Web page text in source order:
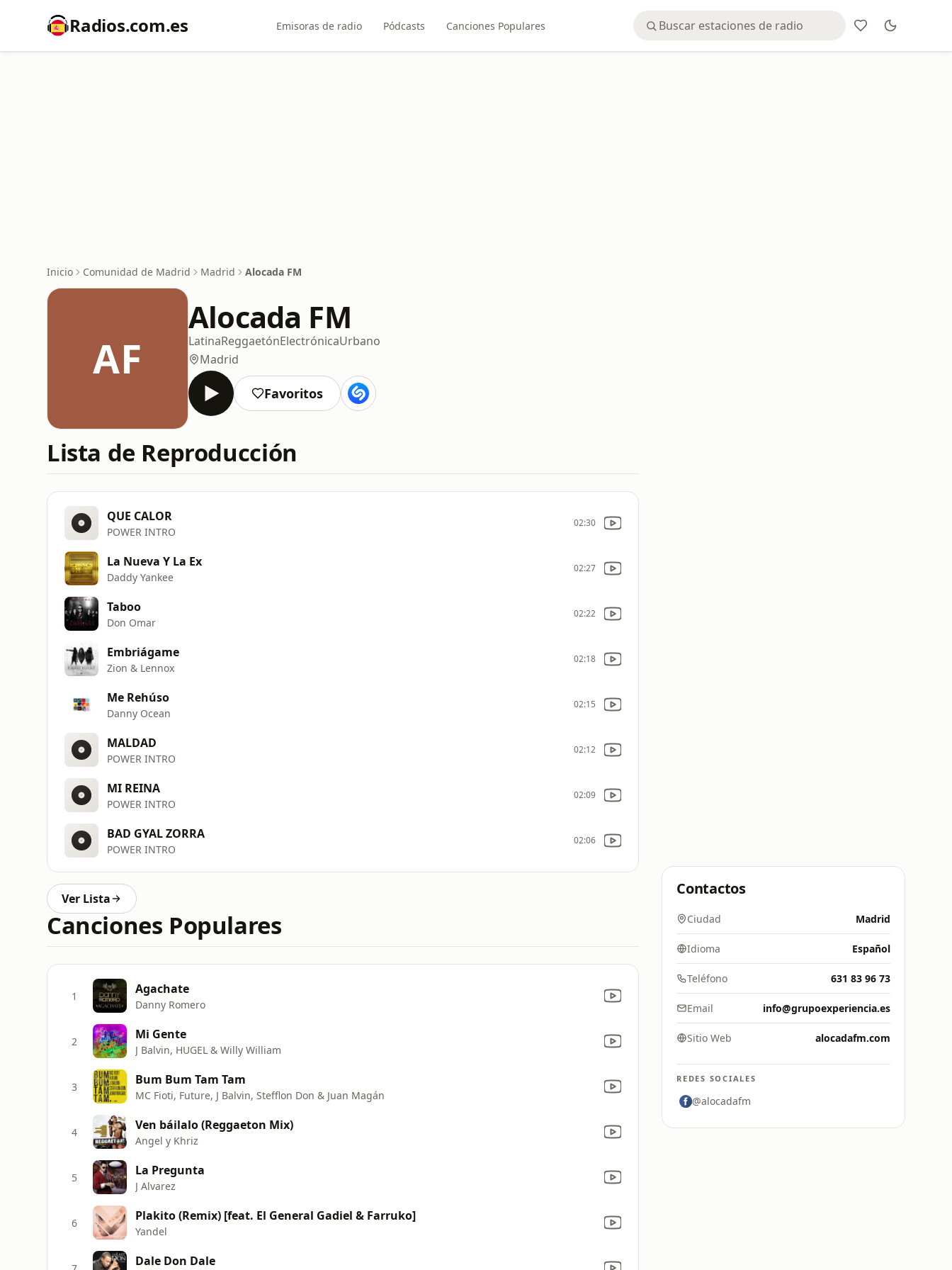
Radios.com.es Emisoras de radio Pódcasts Canciones Populares
Inicio Comunidad de Madrid Madrid Alocada FM
AF
Alocada FM
LatinaReggaetónElectrónicaUrbano
Madrid
Favoritos
Lista de Reproducción
QUE CALOR
POWER INTRO
02:30
La Nueva Y La Ex
Daddy Yankee
02:27
Taboo
Don Omar
02:22
Embriágame
Zion & Lennox
02:18
Me Rehúso
Danny Ocean
02:15
MALDAD
POWER INTRO
02:12
MI REINA
POWER INTRO
02:09
BAD GYAL ZORRA
POWER INTRO
02:06
Ver Lista
Canciones Populares
1 Agachate
Danny Romero
2 Mi Gente
J Balvin, HUGEL & Willy William
3 Bum Bum Tam Tam
MC Fioti, Future, J Balvin, Stefflon Don & Juan Magán
4 Ven báilalo (Reggaeton Mix)
Angel y Khriz
5 La Pregunta
J Alvarez
6 Plakito (Remix) [feat. El General Gadiel & Farruko]
Yandel
Dale Don Dale
Contactos
Ciudad Madrid
Idioma Español
Teléfono 631 83 96 73
Email info@grupoexperiencia.es
Sitio Web alocadafm.com
REDES SOCIALES
@alocadafm